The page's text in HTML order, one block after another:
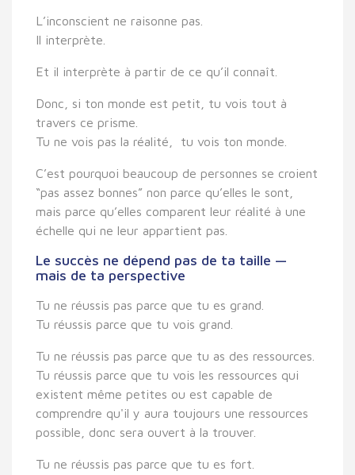
L’inconscient ne raisonne pas.
Il interprète
Et il interprète à partir de ce qu’il connaît.
Donc, si ton monde est petit, tu vois tout à
travers ce prisme.
Tu ne vois pas la réalité, tu vois ton monde
C’est pourquoi beaucoup de personnes se croient
“pas assez bonnes” non parce qu’elles le sont,
mais parce qu’elles comparent leur réalité à une
échelle qui ne leur appartient pas.
Le succès ne dépend pas de ta taille —
mais de ta perspective
Tu ne réussis pas parce que tu es grand.
Tu réussis parce que tu vois grand
Tu ne réussis pas parce que tu as des ressources.
Tu réussis parce que tu vois les ressources qui
existent même petites ou est capable de
comprendre qu'il y aura toujours une ressources
possible, donc sera ouvert à la trouver.
Tu ne réussis pas parce que tu es fort.